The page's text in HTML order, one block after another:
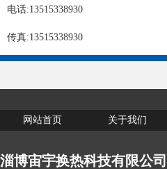
电话:13515338930
传真:13515338930
网站首页 关于我们
淄博宙宇换热科技有限公司